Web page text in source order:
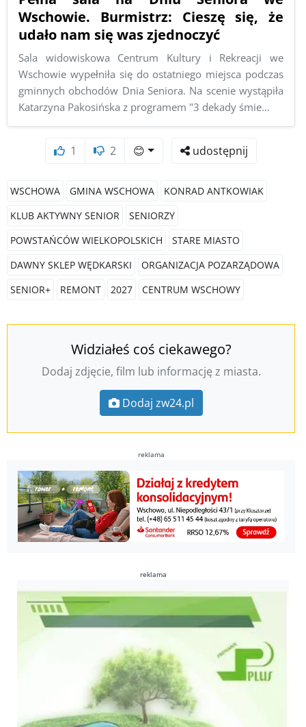
Wschowie. Burmistrz: Cieszę się, że
udało nam się was zjednoczyć
Sala widowiskowa Centrum Kultury i Rekreacji we
Wschowie wypełniła się do ostatniego miejsca podczas
gminnych obchodów Dnia Seniora. Na scenie wystąpiła
Katarzyna Pakosińska z programem "3 dekady śmie…
1 2 😊 udostępnij
WSCHOWA GMINA WSCHOWA
KONRAD ANTKOWIAK
KLUB AKTYWNY SENIOR
SENIORZY
POWSTAŃCÓW WIELKOPOLSKICH
STARE MIASTO
DAWNY SKLEP WĘDKARSKI
ORGANIZACJA POZARZĄDOWA
SENIOR+
REMONT 2027 CENTRUM WSCHOWY
Widziałeś coś ciekawego?
Dodaj zdjęcie, film lub informację z miasta.
Dodaj zw24.pl
reklama
reklama